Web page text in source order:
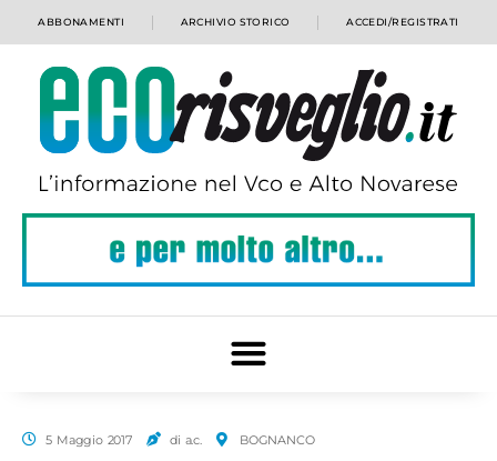
ABBONAMENTI ARCHIVIO STORICO ACCEDI/REGISTRATI
5 Maggio 2017 di a.c. BOGNANCO